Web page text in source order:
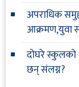
अपराधिक
आक्रमण,युवा
दोघरे स्कुलको
छन् संलग्न?